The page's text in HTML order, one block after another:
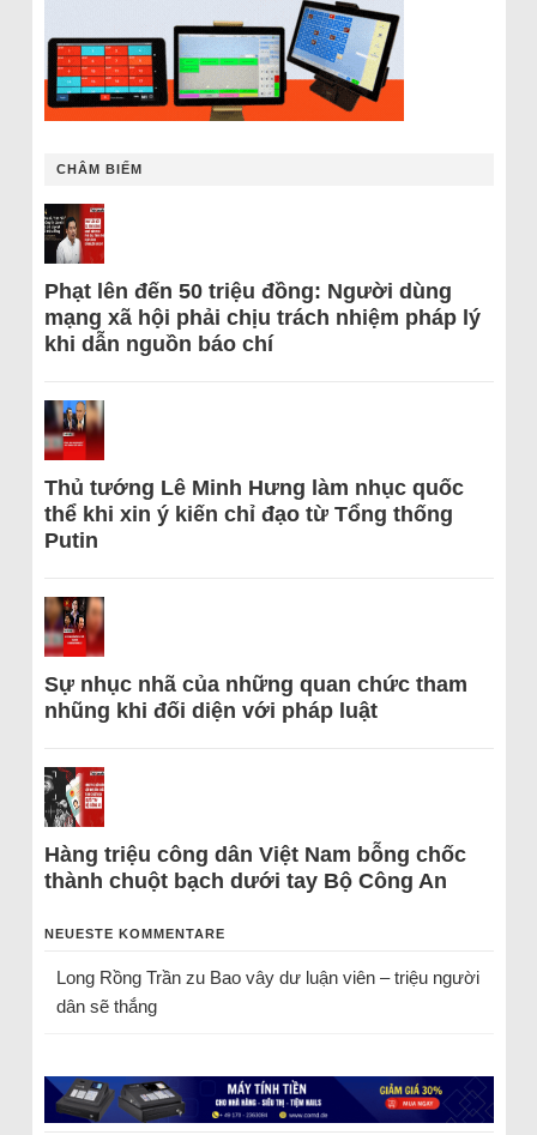
CHÂM BIẾM
Phạt lên đến 50 triệu đồng: Người dùng
mạng xã hội phải chịu trách nhiệm pháp lý
khi dẫn nguồn báo chí
Thủ tướng Lê Minh Hưng làm nhục quốc
thể khi xin ý kiến chỉ đạo từ Tổng thống
Putin
Sự nhục nhã của những quan chức tham
nhũng khi đối diện với pháp luật
Hàng triệu công dân Việt Nam bỗng chốc
thành chuột bạch dưới tay Bộ Công An
NEUESTE KOMMENTARE
Long Rồng Trầnzu Bao vây dư luận viên – triệu người
dân sẽ thắng